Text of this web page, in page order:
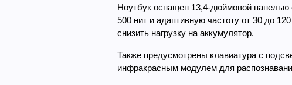
Ноутбук оснащен 13,4-дюймовой панелью
500 нит и адаптивную частоту от 30 до
снизить нагрузку на аккумулятор.
Также предусмотрены клавиатура с
инфракрасным модулем для